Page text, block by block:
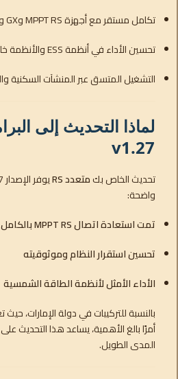
تكامل مستقر مع أجهزة MPPT RS وGX ومنصات المراقبة عن بعد
تحسين الأداء في أنظمة ESS والأنظمة خارج الشبكة والهجينة
التشغيل المتسق عبر المنشآت السكنية
لماذا التحديث إلى
v1.27
تحديث الخاص بكمتعدد RS
واضحة:
تمت استعادة اتصال MPPT RS بالكامل
تحسين استقرار النظام وموثوقيته
الأداء الأمثل لأنظمة الطاقة الشمسية
بالنسبة للتركيبات في دولة الإمارات،
أمرًا بالغ الأهمية، يساعد هذا التحديث
المدى الطويل.